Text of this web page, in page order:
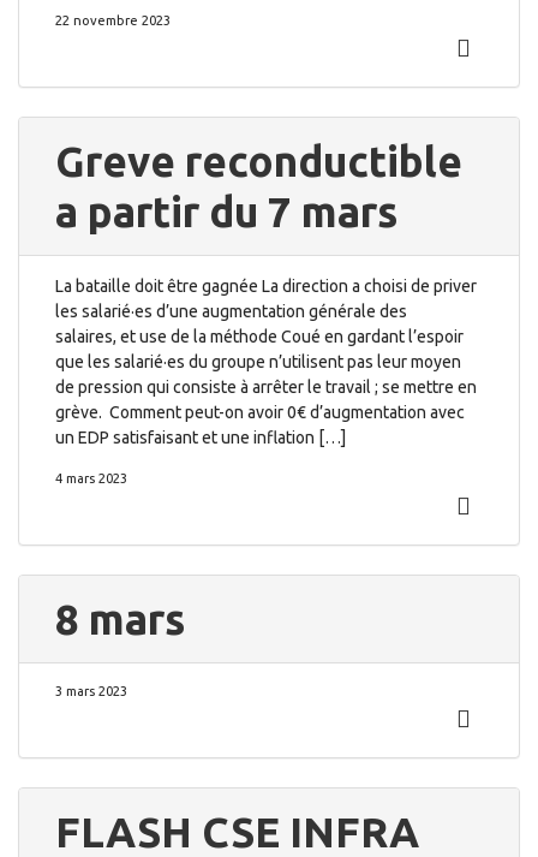
22 novembre 2023
Greve reconductible
a partir du 7 mars
La bataille doit être gagnée La direction a choisi de priver
les salarié·es d’une augmentation générale des
salaires, et use de la méthode Coué en gardant l’espoir
que les salarié·es du groupe n’utilisent pas leur moyen
de pression qui consiste à arrêter le travail ; se mettre en
grève. Comment peut-on avoir 0€ d’augmentation avec
un EDP satisfaisant et une inflation […]
4 mars 2023
8 mars
3 mars 2023
FLASH CSE INFRA